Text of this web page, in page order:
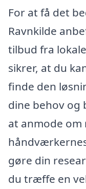
For at få det
Ravnkilde
tilbud fra
sikrer, at du
finde den
dine behov og
at anmode
gøre din
du træffe en